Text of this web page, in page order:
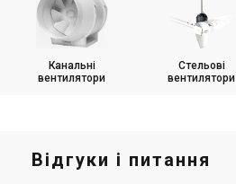
Канальні
вентилятори
Стельові
вентилятори
Відгуки і питання